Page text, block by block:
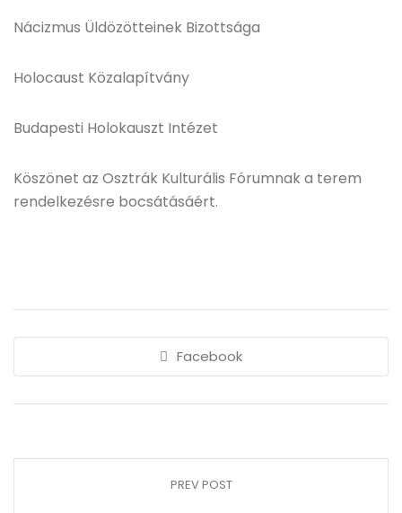
Nácizmus Üldözötteinek Bizottsága
Holocaust Közalapítvány
Budapesti Holokauszt Intézet
Köszönet az Osztrák Kulturális Fórumnak a terem
rendelkezésre bocsátásáért.
Facebook
PREV POST